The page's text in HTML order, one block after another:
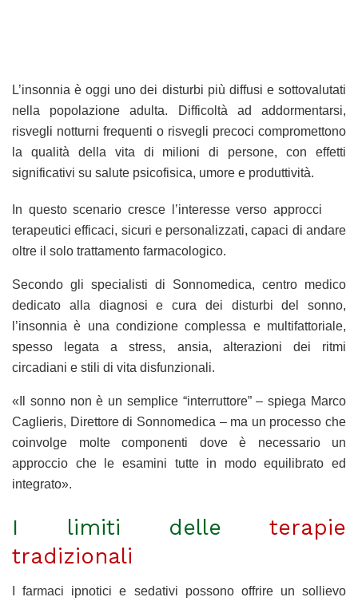
L’insonnia è oggi uno dei disturbi più diffusi e sottovalutati
nella popolazione adulta. Difficoltà ad addormentarsi,
risvegli notturni frequenti o risvegli precoci compromettono
la qualità della vita di milioni di persone, con effetti
significativi su salute psicofisica, umore e produttività.
In questo scenario cresce l’interesse verso approcci
terapeutici efficaci, sicuri e personalizzati, capaci di andare
oltre il solo trattamento farmacologico.
Secondo gli specialisti di Sonnomedica, centro medico
dedicato alla diagnosi e cura dei disturbi del sonno,
l’insonnia è una condizione complessa e multifattoriale,
spesso legata a stress, ansia, alterazioni dei ritmi
circadiani e stili di vita disfunzionali.
«Il sonno non è un semplice “interruttore” – spiega Marco
Caglieris, Direttore di Sonnomedica – ma un processo che
coinvolge molte componenti dove è necessario un
approccio che le esamini tutte in modo equilibrato ed
integrato».
I limiti delle terapie
tradizionali
I farmaci ipnotici e sedativi possono offrire un sollievo